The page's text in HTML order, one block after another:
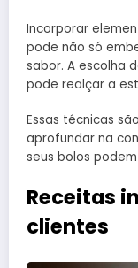
Incorporar
pode não só
sabor. A escolha
pode realçar a
Essas técnicas
aprofundar na
seus bolos
Receitas
clientes